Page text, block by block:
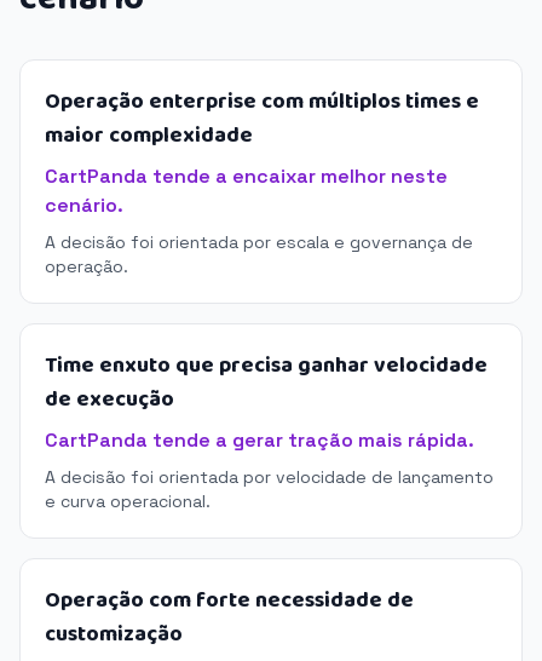
Operação enterprise com múltiplos times e
maior complexidade
CartPanda tende a encaixar melhor neste
cenário.
A decisão foi orientada por escala e governança de
operação.
Time enxuto que precisa ganhar velocidade
de execução
CartPanda tende a gerar tração mais rápida.
A decisão foi orientada por velocidade de lançamento
e curva operacional.
Operação com forte necessidade de
customização